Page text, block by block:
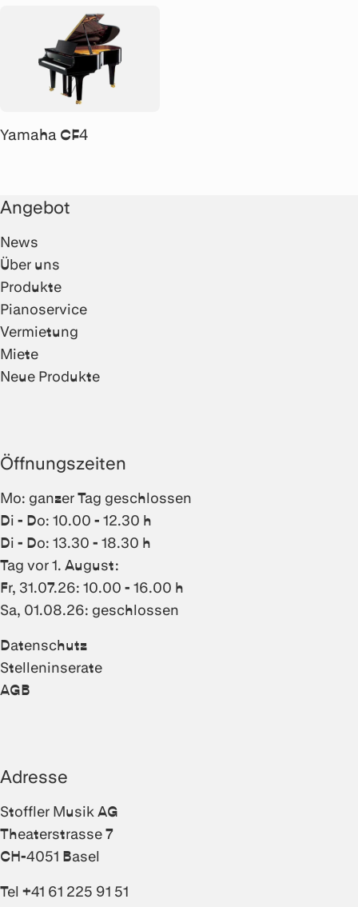
Yamaha CF4
Angebot
News
Über uns
Produkte
Pianoservice
Vermietung
Miete
Neue Produkte
Öffnungszeiten
Mo: ganzer Tag geschlossen
Di - Do: 10.00 - 12.30 h
Di - Do: 13.30 - 18.30 h
Tag vor 1. August:
Fr, 31.07.26: 10.00 - 16.00 h
Sa, 01.08.26: geschlossen
Datenschutz
Stelleninserate
AGB
Adresse
Stoffler Musik AG
Theaterstrasse 7
CH-4051 Basel
Tel +41 61 225 91 51